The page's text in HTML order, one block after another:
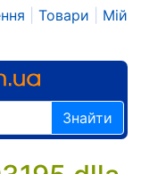
Товари
Мій
Знайти